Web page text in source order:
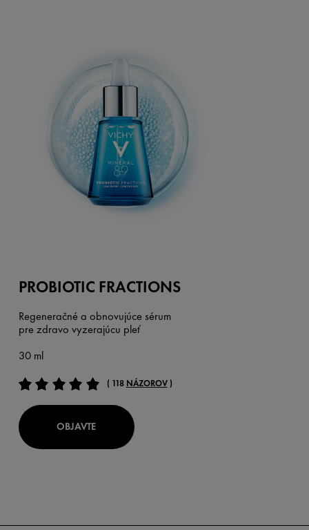
PROBIOTIC FRACTIONS
Regeneračné a obnovujúce sérum
pre zdravo vyzerajúcu pleť
30 ml
( 118 NÁZOROV)
OBJAVTE